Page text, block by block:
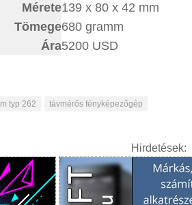
Mérete139 x 80 x 42 mm
Tömege680 gramm
Ára5200 USD
m typ 262 távmérős fényképezőgép
Hirdetések: